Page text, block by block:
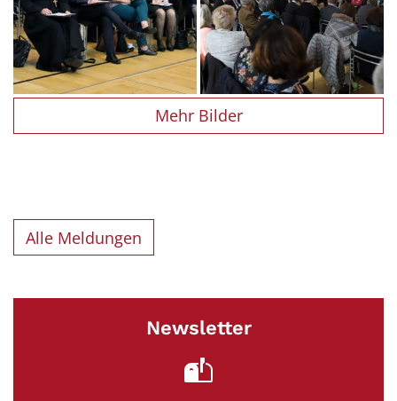
Mehr Bilder
Alle Meldungen
Newsletter